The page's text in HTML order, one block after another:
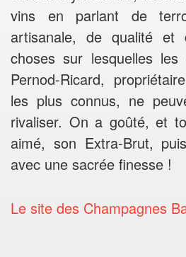
vins en parlant de
artisanale, de qualité et
choses sur lesquelles les
Pernod-Ricard,
les plus connus, ne
rivaliser. On a goûté, et
aimé, son Extra-Brut,
avec une sacrée finesse !
Le site des Champagnes